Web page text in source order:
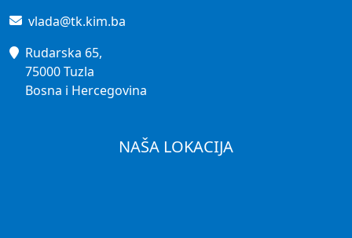
vlada@tk.kim.ba
Rudarska 65,
75000 Tuzla
Bosna i Hercegovina
NAŠA LOKACIJA